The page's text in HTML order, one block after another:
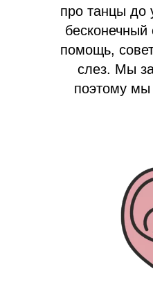
про танцы до
помощь,
слез. Мы
поэтому мы